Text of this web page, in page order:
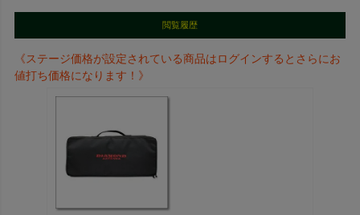
閲覧履歴
《ステージ価格が設定されている商品はログインするとさらにお
値打ち価格になります！》